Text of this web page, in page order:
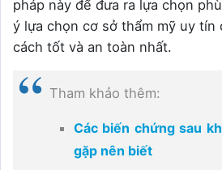
pháp này để đưa ra lựa chọn
ý lựa chọn cơ sở thẩm mỹ uy
cách tốt và an toàn nhất.
Tham khảo thêm:
Các biến chứng sau
gặp nên biết